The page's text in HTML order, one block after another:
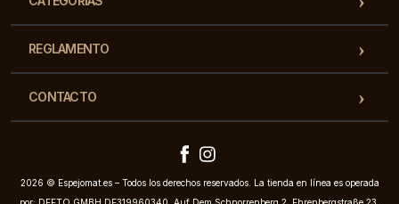
REGLAMENTO
CONTACTO
2026 © Espejomat.es – Todos los derechos reservados. La tienda en línea es operada